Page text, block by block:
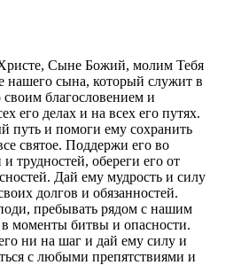
Сыне Божий, молим Тебя
нашего сына, который служит в
благословением и
его делах и на всех его путях.
путь и помоги ему сохранить
святое. Поддержи его во
трудностей, обереги его от
Дай ему мудрость и силу
долгов и обязанностей.
пребывать рядом с нашим
моменты битвы и опасности.
ни на шаг и дай ему силу и
с любыми препятствиями и